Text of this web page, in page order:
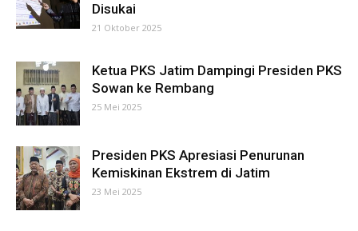
Disukai
21 Oktober 2025
Ketua PKS Jatim Dampingi Presiden PKS
Sowan ke Rembang
25 Mei 2025
Presiden PKS Apresiasi Penurunan
Kemiskinan Ekstrem di Jatim
23 Mei 2025